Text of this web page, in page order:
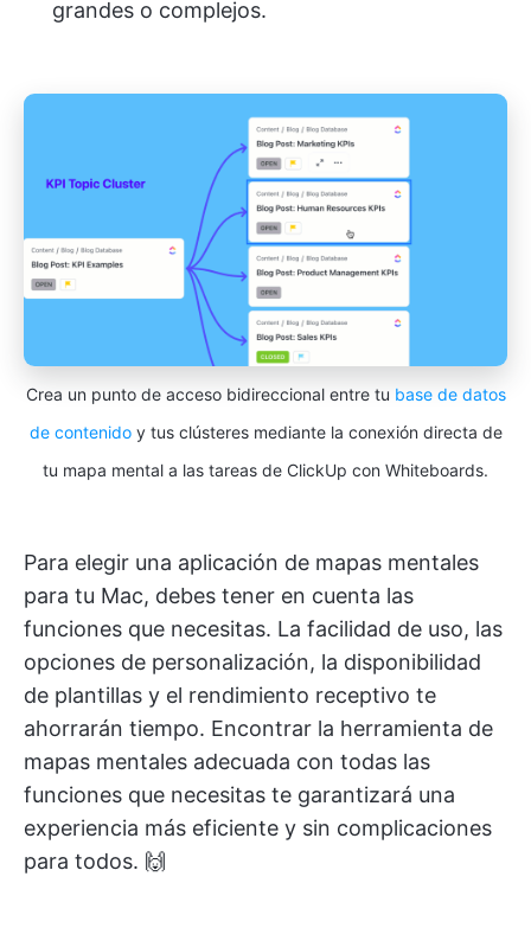
grandes o complejos.
Crea un punto de acceso bidireccional entre tu base de datos
de contenidoy tus clústeres mediante la conexión directa de
tu mapa mental a las tareas de ClickUp con Whiteboards.
Para elegir una aplicación de mapas mentales
para tu Mac, debes tener en cuenta las
funciones que necesitas. La facilidad de uso, las
opciones de personalización, la disponibilidad
de plantillas y el rendimiento receptivo te
ahorrarán tiempo. Encontrar la herramienta de
mapas mentales adecuada con todas las
funciones que necesitas te garantizará una
experiencia más eficiente y sin complicaciones
para todos. 🙌